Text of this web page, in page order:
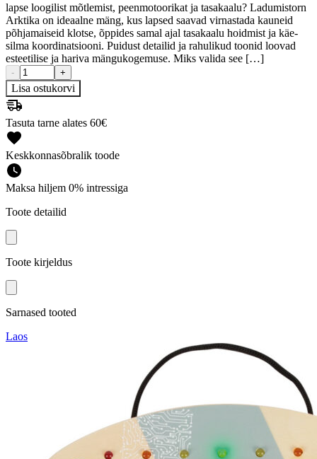
lapse loogilist mõtlemist, peenmotoorikat ja tasakaalu? Ladumistorn
Arktika on ideaalne mäng, kus lapsed saavad virnastada kauneid
põhjamaiseid klotse, õppides samal ajal tasakaalu hoidmist ja käe-
silma koordinatsiooni. Puidust detailid ja rahulikud toonid loovad
esteetilise ja hariva mängukogemuse. Miks valida see […]
- +
Lisa ostukorvi
Tasuta tarne alates 60€
Keskkonnasõbralik toode
Maksa hiljem 0% intressiga
Toote detailid
Toote kirjeldus
Sarnased tooted
Laos